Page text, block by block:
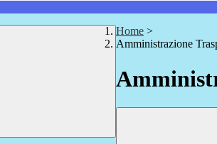
Home >
Amministrazione